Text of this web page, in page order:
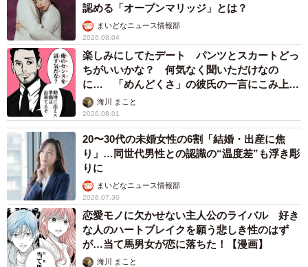
き」（男性15.9％、女性17.2％）が続きました。
「結婚したいとは思わない」理由（出典：結婚相手紹介サービス「オー
ネット」調査）
一方、「結婚したいと思わない」と回答した男女の理由と
認める「オープンマリッジ」とは？
まいどなニュース情報部
2026.08.04
楽しみにしてたデート パンツとスカートどっ
ちがいいかな？ 何気なく聞いただけなの
に… 「めんどくさ」の彼氏の一言にこみ上げ
る寂しさ【漫画】
海川 まこと
2026.08.01
20〜30代の未婚女性の6割「結婚・出産に焦
り」…同世代男性との認識の“温度差”も浮き彫
りに
まいどなニュース情報部
2026.07.30
恋愛モノに欠かせない主人公のライバル 好き
な人のハートブレイクを願う悲しき性のはず
が…当て馬男女が恋に落ちた！【漫画】
海川 まこと